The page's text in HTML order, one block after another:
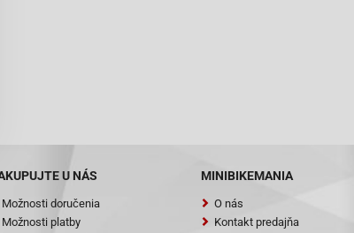
U NÁS
Možnosti doručenia
Možnosti platby
MINIBIKEMANIA
O nás
Kontakt predajňa